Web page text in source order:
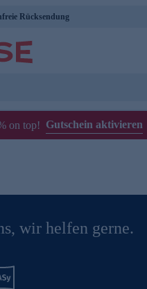
Rücksendung
on top! Gutschein aktivieren
wir helfen gerne.